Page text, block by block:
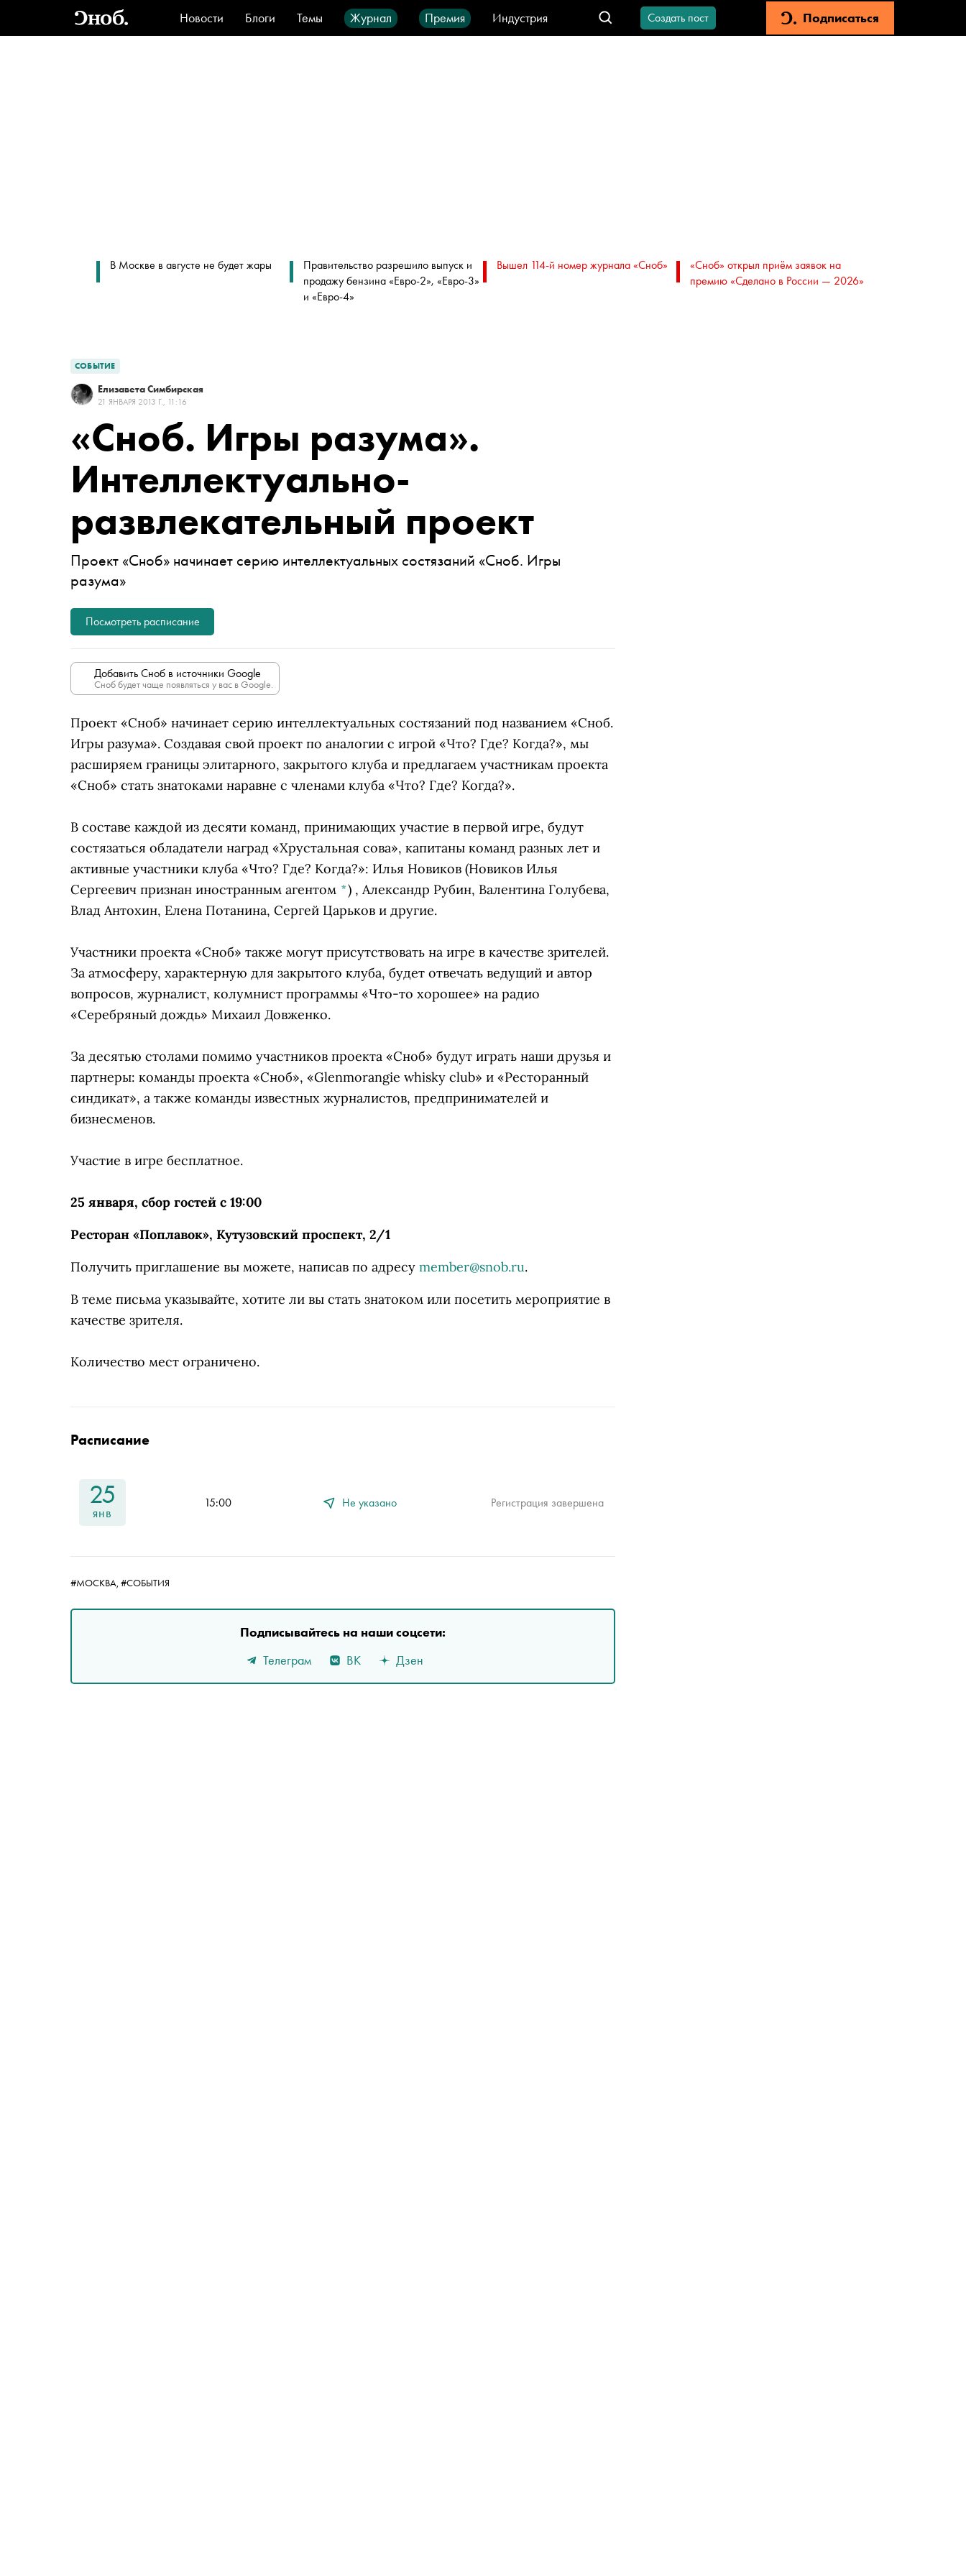
Новости Блоги Темы Журнал Премия
Индустрия
Стиль
Видео Город IT-продукты
Создать пост Подписаться
В Москве в августе не будет жары
Правительство разрешило выпуск и
продажу бензина «Евро-2», «Евро-3»
и «Евро-4»
Вышел 114-й номер журнала «Сноб»
«Сноб» открыл приём заявок на
премию «Сделано в России — 2026»
СОБЫТИЕ
Елизавета Симбирская
21 ЯНВАРЯ 2013 Г., 11:16
«Сноб. Игры разума».
Интеллектуально-
развлекательный проект
Проект «Сноб» начинает серию интеллектуальных состязаний «Сноб. Игры
разума»
Посмотреть расписание
Добавить Сноб в источники Google
Сноб будет чаще появляться у вас в Google.
Проект «Сноб» начинает серию интеллектуальных состязаний под названием «Сноб.
Игры разума». Создавая свой проект по аналогии с игрой «Что? Где? Когда?», мы
расширяем границы элитарного, закрытого клуба и предлагаем участникам проекта
«Сноб» стать знатоками наравне с членами клуба «Что? Где? Когда?».
В составе каждой из десяти команд, принимающих участие в первой игре, будут
состязаться обладатели наград «Хрустальная сова», капитаны команд разных лет и
активные участники клуба «Что? Где? Когда?»: Илья Новиков (Новиков Илья
Сергеевич признан иностранным агентом *) , Александр Рубин, Валентина Голубева,
Влад Антохин, Елена Потанина, Сергей Царьков и другие.
Участники проекта «Сноб» также могут присутствовать на игре в качестве зрителей.
За атмосферу, характерную для закрытого клуба, будет отвечать ведущий и автор
вопросов, журналист, колумнист программы «Что-то хорошее» на радио
«Серебряный дождь» Михаил Довженко.
За десятью столами помимо участников проекта «Сноб» будут играть наши друзья и
партнеры: команды проекта «Сноб», «Glenmorangie whisky club» и «Ресторанный
синдикат», а также команды известных журналистов, предпринимателей и
бизнесменов.
Участие в игре бесплатное.
25 января, сбор гостей с 19:00
Ресторан «Поплавок», Кутузовский проспект, 2/1
Получить приглашение вы можете, написав по адресу member@snob.ru.
В теме письма указывайте, хотите ли вы стать знатоком или посетить мероприятие в
качестве зрителя.
Количество мест ограничено.
Расписание
25
янв
15:00 Не указано Регистрация завершена
#МОСКВА, #СОБЫТИЯ
Подписывайтесь на наши соцсети:
Телеграм
ВК Дзен